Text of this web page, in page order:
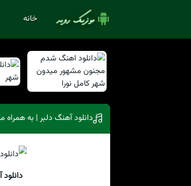
خانه
دانلود آهنگ دلبر | به